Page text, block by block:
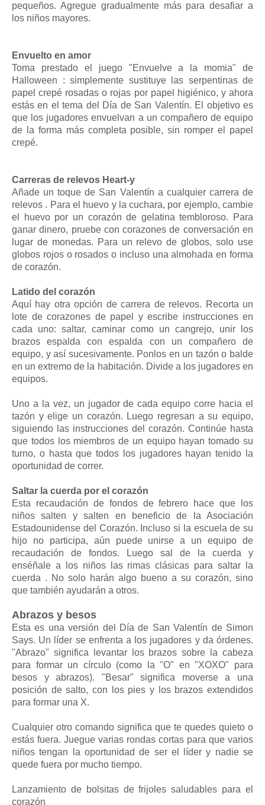
pequeños. Agregue gradualmente más para desafiar a
los niños mayores.
Envuelto en amor
Toma prestado el juego "Envuelve a la momia" de
Halloween : simplemente sustituye las serpentinas de
papel crepé rosadas o rojas por papel higiénico, y ahora
estás en el tema del Día de San Valentín. El objetivo es
que los jugadores envuelvan a un compañero de equipo
de la forma más completa posible, sin romper el papel
crepé.
Carreras de relevos Heart-y
Añade un toque de San Valentín a cualquier carrera de
relevos . Para el huevo y la cuchara, por ejemplo, cambie
el huevo por un corazón de gelatina tembloroso. Para
ganar dinero, pruebe con corazones de conversación en
lugar de monedas. Para un relevo de globos, solo use
globos rojos o rosados ​​o incluso una almohada en forma
de corazón.
Latido del corazón
Aquí hay otra opción de carrera de relevos. Recorta un
lote de corazones de papel y escribe instrucciones en
cada uno: saltar, caminar como un cangrejo, unir los
brazos espalda con espalda con un compañero de
equipo, y así sucesivamente. Ponlos en un tazón o balde
en un extremo de la habitación. Divide a los jugadores en
equipos.
Uno a la vez, un jugador de cada equipo corre hacia el
tazón y elige un corazón. Luego regresan a su equipo,
siguiendo las instrucciones del corazón. Continúe hasta
que todos los miembros de un equipo hayan tomado su
turno, o hasta que todos los jugadores hayan tenido la
oportunidad de correr.
Saltar la cuerda por el corazón
Esta recaudación de fondos de febrero hace que los
niños salten y salten en beneficio de la Asociación
Estadounidense del Corazón. Incluso si la escuela de su
hijo no participa, aún puede unirse a un equipo de
recaudación de fondos. Luego sal de la cuerda y
enséñale a los niños las rimas clásicas para saltar la
cuerda . No solo harán algo bueno a su corazón, sino
que también ayudarán a otros.
Abrazos y besos
Esta es una versión del Día de San Valentín de Simon
Says. Un líder se enfrenta a los jugadores y da órdenes.
"Abrazo" significa levantar los brazos sobre la cabeza
para formar un círculo (como la "O" en "XOXO" para
besos y abrazos). "Besar" significa moverse a una
posición de salto, con los pies y los brazos extendidos
para formar una X.
Cualquier otro comando significa que te quedes quieto o
estás fuera. Juegue varias rondas cortas para que varios
niños tengan la oportunidad de ser el líder y nadie se
quede fuera por mucho tiempo.
Lanzamiento de bolsitas de frijoles saludables para el
corazón